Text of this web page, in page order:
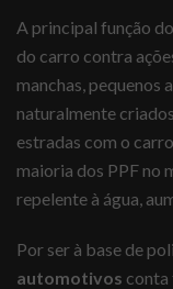
A principal função do
do carro contra
manchas, pequenos
naturalmente
estradas com o
maioria dos PPF no
repelente à água,
Por ser à base de
automotivos conta